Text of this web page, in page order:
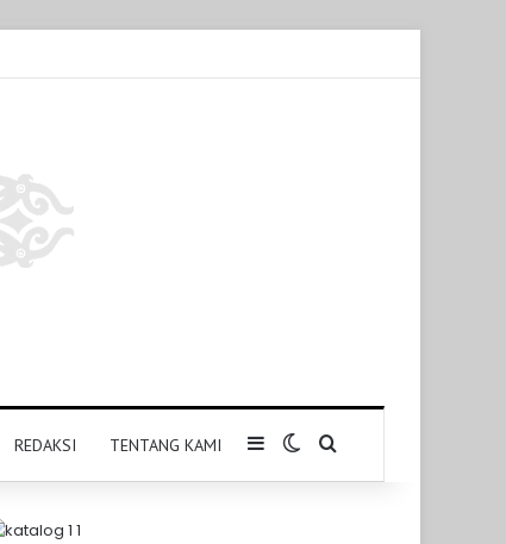
REDAKSI TENTANG KAMI SidebarSwitch skin
Pencarian untuk